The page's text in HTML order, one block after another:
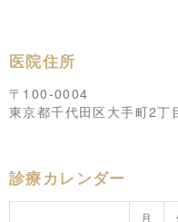
医院住所
〒100-0004
東京都千代田区大手町2
診療カレンダー
月